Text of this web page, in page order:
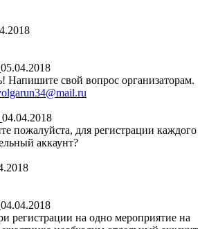
05.04.2018
Напишите свой вопрос организаторам.
04.04.2018
пожалуйста, для регистрации каждого
аккаунт?
04.04.2018
регистрации на одно мероприятие на